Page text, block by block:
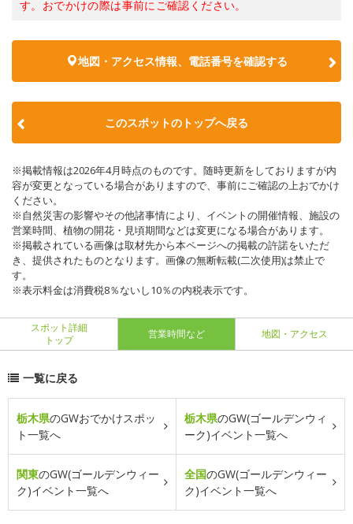
す。おでかけの際は事前にご確認ください。
地図・アクセス情報、電話番号を確認する
このスポットのトップへ戻る
※掲載情報は2026年4月時点のものです。随時更新をしておりますが内
容が変更となっている場合がありますので、事前にご確認の上おでかけ
ください。
※自然災害の影響やその他諸事情により、イベントの開催情報、施設の
営業時間、植物の開花・見頃期間などは変更になる場合があります。
※掲載されている画像は取材先から本ページへの掲載の許諾をいただ
き、提供されたものとなります。画像の無断転載(二次使用)は禁止で
す。
※表示料金は消費税8％ないし10％の内税表示です。
スポット詳細
トップ
営業時間など 地図・アクセス
一覧に戻る
栃木県のGWおでかけスポッ
ト一覧へ
栃木県のGW(ゴールデンウィ
ーク)イベント一覧へ
関東のGW(ゴールデンウィー
ク)イベント一覧へ
全国のGW(ゴールデンウィー
ク)イベント一覧へ